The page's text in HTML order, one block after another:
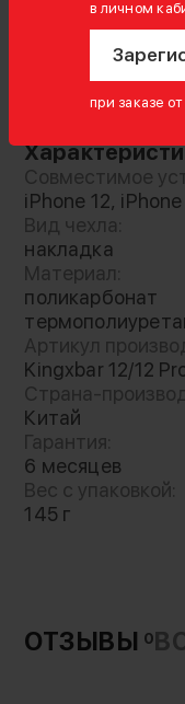
в личном
при заказе
Конструкция
выступами, но
к клавишам и
Совместимое
iPhone 12, iPhone
Вид чехла:
накладка
Материал:
поликарбонат
Артикул
Kingxbar 12/12
Страна-
Китай
Гарантия:
6 месяцев
Вес с упаковкой:
145 г
ОТЗЫВЫ 0